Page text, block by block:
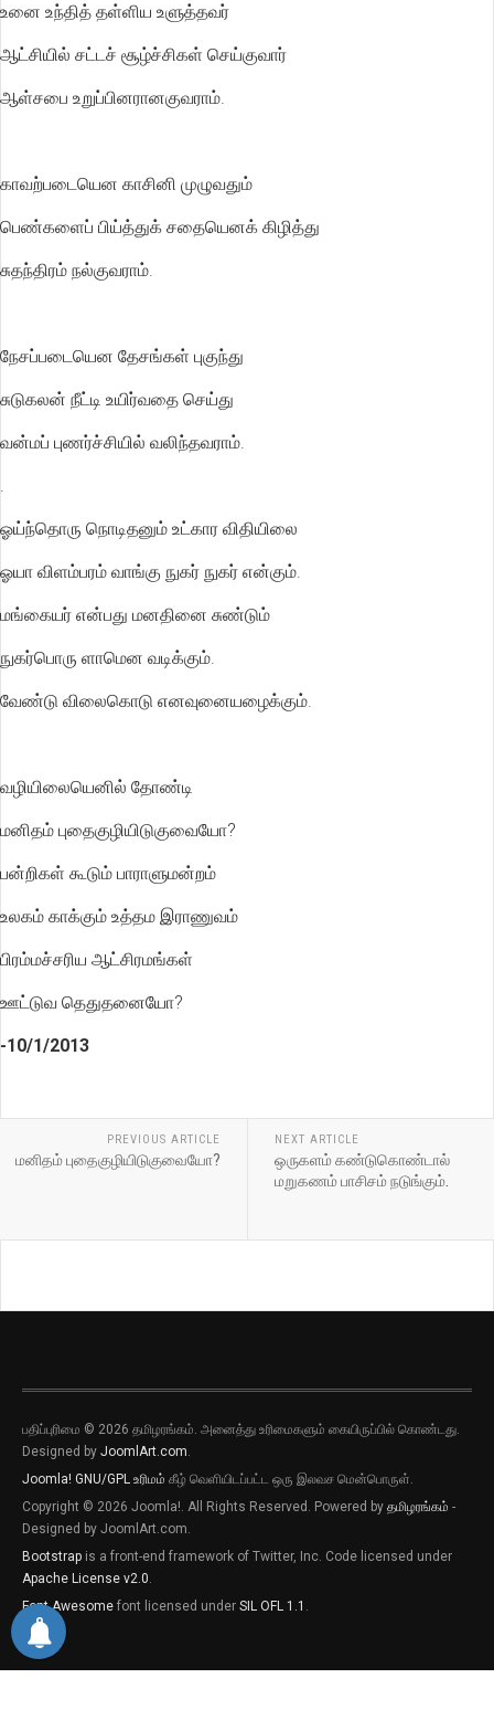
உனை உந்தித் தள்ளிய உளுத்தவர்
ஆட்சியில் சட்டச் சூழ்ச்சிகள் செய்குவார்
ஆள்சபை உறுப்பினரானகுவராம்.
காவற்படையென காசினி முழுவதும்
பெண்களைப் பிய்த்துக் சதையெனக் கிழித்து
சுதந்திரம் நல்குவராம்.
நேசப்படையென தேசங்கள் புகுந்து
சுடுகலன் நீட்டி உயிர்வதை செய்து
வன்மப் புணர்ச்சியில் வலிந்தவராம்.
.
ஓய்ந்தொரு நொடிதனும் உட்கார விதியிலை
ஓயா விளம்பரம் வாங்கு நுகர் நுகர் என்கும்.
மங்கையர் என்பது மனதினை சுண்டும்
நுகர்பொரு ளாமென வடிக்கும்.
வேண்டு விலைகொடு எனவுனையழைக்கும்.
வழியிலையெனில் தோண்டி
மனிதம் புதைகுழியிடுகுவையோ?
பன்றிகள் கூடும் பாராளுமன்றம்
உலகம் காக்கும் உத்தம இராணுவம்
பிரம்மச்சரிய ஆட்சிரமங்கள்
ஊட்டுவ தெதுதனையோ?
-10/1/2013
PREVIOUS ARTICLE
மனிதம் புதைகுழியிடுகுவையோ?
NEXT ARTICLE
ஒருகளம் கண்டுகொண்டால்
மறுகணம் பாசிசம் நடுங்கும்.
பதிப்புரிமை © 2026 தமிழரங்கம். அனைத்து உரிமைகளும் கையிருப்பில் கொண்டது.
Designed by JoomlArt.com.
Joomla! GNU/GPL உரிமம் கீழ் வெளியிடப்பட்ட ஒரு இலவச மென்பொருள்.
Copyright © 2026 Joomla!. All Rights Reserved. Powered by தமிழரங்கம் -
Designed by JoomlArt.com.
Bootstrap is a front-end framework of Twitter, Inc. Code licensed under
Apache License v2.0.
Font Awesome font licensed under SIL OFL 1.1 .